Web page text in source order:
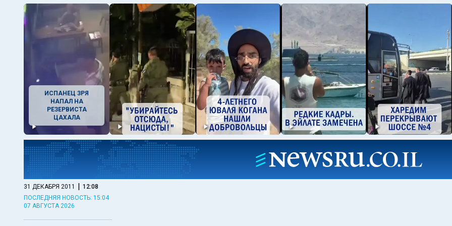
ИСПАНЕЦ ЗРЯ
НАПАЛ НА
РЕЗЕРВИСТА
ЦАХАЛА
31 ДЕКАБРЯ 2011 | 12:08
ПОСЛЕДНЯЯ НОВОСТЬ: 15:04
07 АВГУСТА 2026